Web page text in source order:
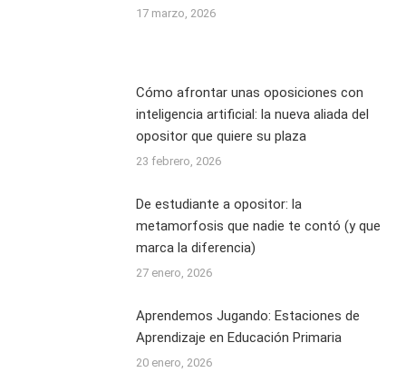
17 marzo, 2026
Cómo afrontar unas oposiciones con
inteligencia artificial: la nueva aliada del
opositor que quiere su plaza
23 febrero, 2026
De estudiante a opositor: la
metamorfosis que nadie te contó (y que
marca la diferencia)
27 enero, 2026
Aprendemos Jugando: Estaciones de
Aprendizaje en Educación Primaria
20 enero, 2026